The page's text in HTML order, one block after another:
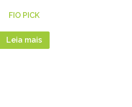
FIO PICK
Leia mais